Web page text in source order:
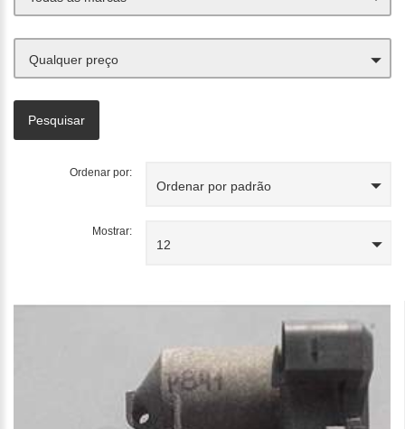
Qualquer preço
Ordenar por:
Ordenar por padrão
Mostrar:
12